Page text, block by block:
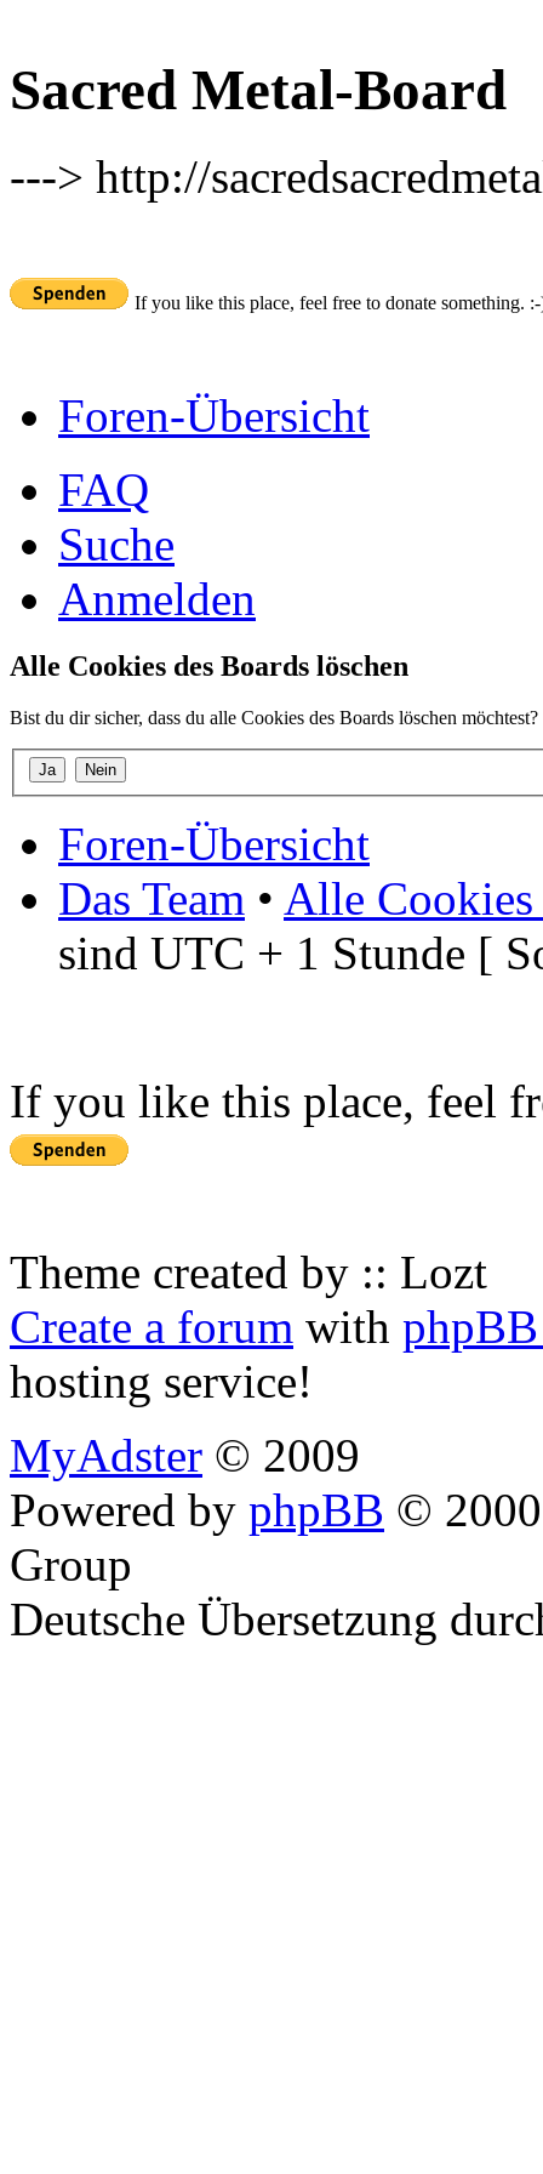
Sacred Metal-Board
---> http://
If you like this place, feel free to donate something.
Foren-Übersicht
FAQ
Suche
Anmelden
Alle Cookies des Boards löschen
Bist du dir sicher, dass du alle Cookies des Boards löschen möchtest?
Foren-Übersicht
Das Team • Alle Cookies
sind UTC + 1 Stunde [
If you like this place, feel
Theme created by :: Lozt
Create a forum with
hosting service!
MyAdster © 2009
Powered by phpBB ©
Group
Deutsche Übersetzung